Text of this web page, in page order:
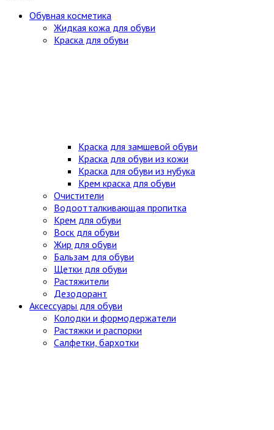
Обувная косметика
Жидкая кожа для обуви
Краска для обуви
Краска для замшевой обуви
Краска для обуви из кожи
Краска для обуви из нубука
Крем краска для обуви
Очистители
Водоотталкивающая пропитка
Крем для обуви
Воск для обуви
Жир для обуви
Бальзам для обуви
Щетки для обуви
Растяжители
Дезодорант
Аксессуары для обуви
Колодки и формодержатели
Растяжки и распорки
Салфетки, бархотки